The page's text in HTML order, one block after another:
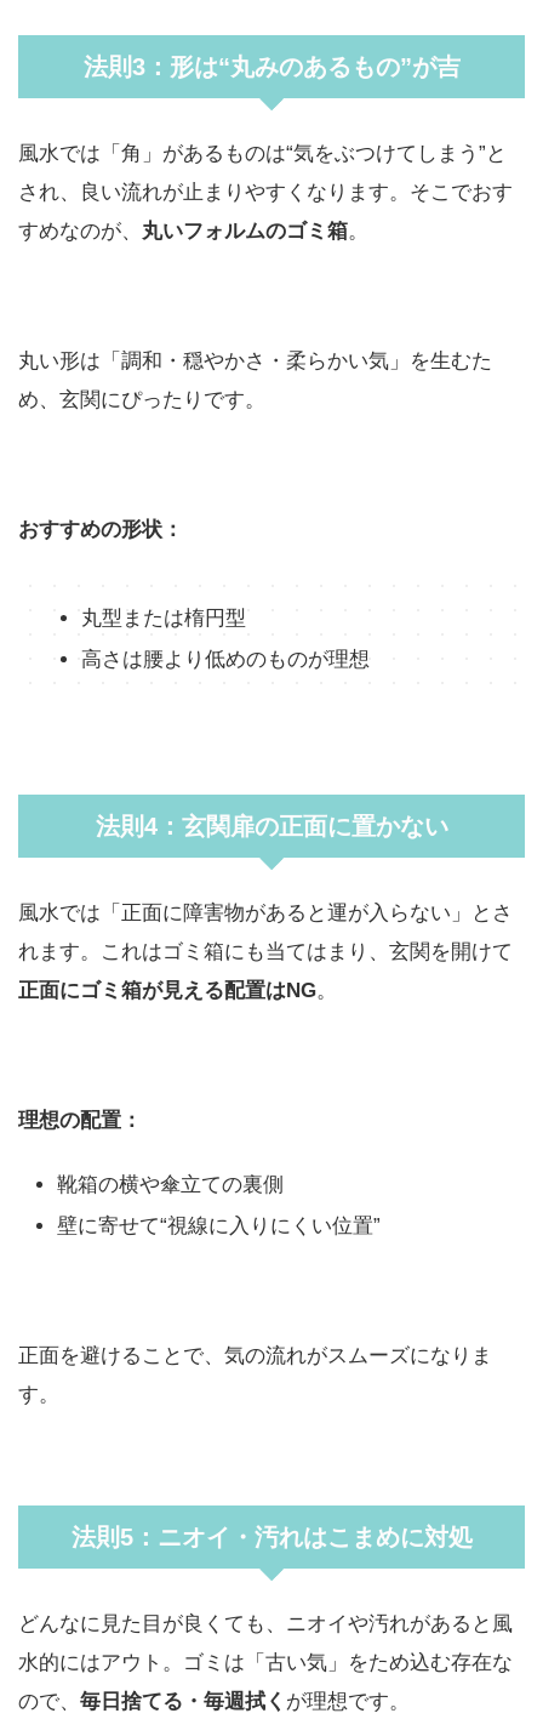
法則3：形は“丸みのあるもの”が吉
風水では「角」があるものは“気をぶつけてしまう”と
され、良い流れが止まりやすくなります。そこでおす
すめなのが、 丸いフォルムのゴミ箱。
丸い形は「調和・穏やかさ・柔らかい気」を生むた
め、玄関にぴったりです。
おすすめの形状：
丸型または楕円型
高さは腰より低めのものが理想
法則4：玄関扉の正面に置かない
風水では「正面に障害物があると運が入らない」とさ
れます。これはゴミ箱にも当てはまり、玄関を開けて
正面にゴミ箱が見える配置はNG。
理想の配置：
靴箱の横や傘立ての裏側
壁に寄せて“視線に入りにくい位置”
正面を避けることで、気の流れがスムーズになりま
す。
法則5：ニオイ・汚れはこまめに対処
どんなに見た目が良くても、ニオイや汚れがあると風
水的にはアウト。ゴミは「古い気」をため込む存在な
ので、 毎日捨てる・毎週拭く が理想です。